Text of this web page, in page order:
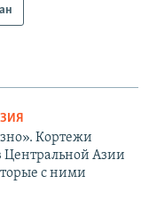
Кортежи
Центральной Азии
с ними